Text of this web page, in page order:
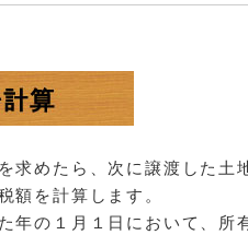
求めたら、次に譲渡した
額を計算します。
年の１月１日において、所